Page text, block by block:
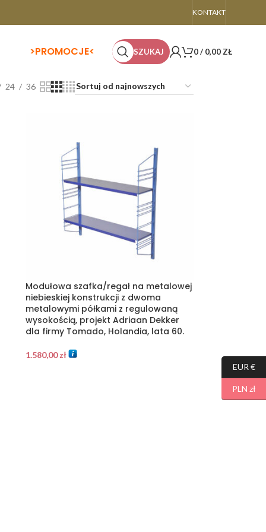
KONTAKT
>PROMOCJE< SZUKAJ 0/ 0,00 ZŁ
24 36
Modułowa szafka/regał na metalowej
niebieskiej konstrukcji z dwoma
metalowymi półkami z regulowaną
wysokością, projekt Adriaan Dekker
dla firmy Tomado, Holandia, lata 60.
1.580,00zł
EUR €
PLN zł